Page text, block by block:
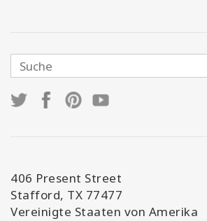
406 Present Street
Stafford, TX 77477
Vereinigte Staaten von Amerika